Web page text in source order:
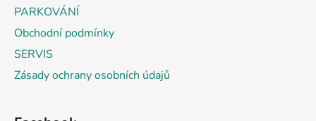
PARKOVÁNÍ
Obchodní podmínky
SERVIS
Zásady ochrany osobních údajů